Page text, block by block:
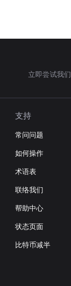
立即尝试我
支持
常问问题
如何操作
术语表
联络我们
帮助中心
状态页面
比特币减半